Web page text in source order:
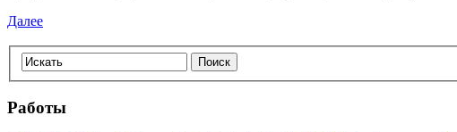
Далее
Работы